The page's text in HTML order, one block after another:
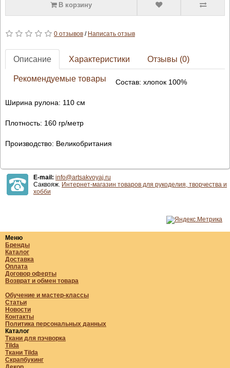
В корзину
0 отзывов/ Написать отзыв
Описание Характеристики Отзывы (0)
Рекомендуемые товары Состав: хлопок 100%
Ширина рулона: 110 см
Плотность: 160 гр/метр
Производство: Великобритания
E-mail: info@artsakvoyaj.ru
Саквояж. Интернет-магазин товаров для рукоделия, творчества и
хобби
Меню
Бренды
Каталог
Доставка
Оплата
Договор оферты
Возврат и обмен товара
Обучение и мастер-классы
Статьи
Новости
Контакты
Политика персональных данных
Каталог
Ткани для пэчворка
Tilda
Ткани Tilda
Скрапбукинг